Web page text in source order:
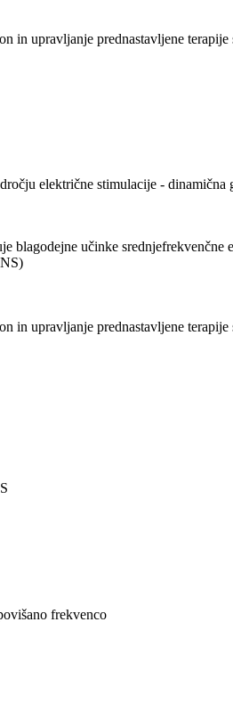
in upravljanje prednastavljene
električne stimulacije -
blagodejne učinke
in upravljanje prednastavljene
frekvenco